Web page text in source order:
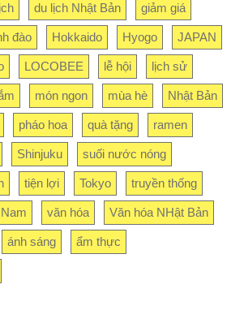
du lịch Nhật Bản giảm giá
đào Hokkaido Hyogo JAPAN
LOCOBEE lễ hội lịch sử
món ngon mùa hè Nhật Bản
pháo hoa quà tặng ramen
Shinjuku suối nước nóng
tiện lợi Tokyo truyền thống
văn hóa Văn hóa NHật Bản
ánh sáng ẩm thực